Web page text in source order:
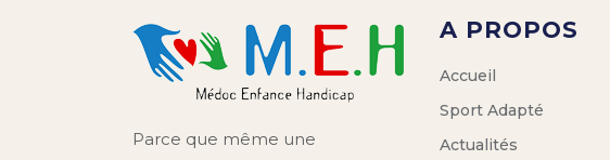
Parce que même une
A PROPOS
Accueil
Sport Adapté
Actualités